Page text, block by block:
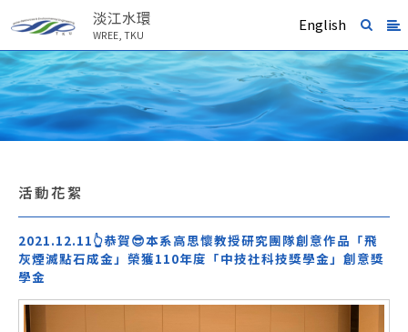
淡江水環
WREE, TKU
English
活動花絮
2021.12.11👆恭賀😎本系高思懷教授研究團隊創意作品「飛
灰煙滅點石成金」榮獲110年度「中技社科技獎學金」創意獎
學金